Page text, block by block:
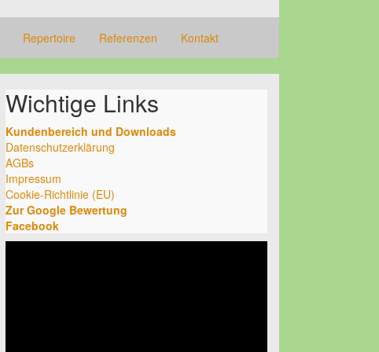
Repertoire Referenzen Kontakt
Wichtige Links
Kundenbereich und Downloads
Datenschutzerklärung
AGBs
Impressum
Cookie-Richtlinie (EU)
Zur Google Bewertung
Facebook